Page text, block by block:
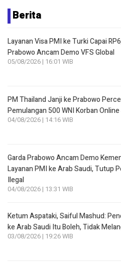
Berita
Layanan Visa PMI ke Turki Capai
Prabowo Ancam Demo VFS Global
05/08/2026 | 16:01 WIB
PM Thailand Janji ke Prabowo
Pemulangan 500 WNI Korban
04/08/2026 | 14:16 WIB
Garda Prabowo Ancam Demo
Layanan PMI ke Arab Saudi, Tutup
Ilegal
04/08/2026 | 13:31 WIB
Ketum Aspataki, Saiful Mashud:
ke Arab Saudi Itu Boleh, Tidak
03/08/2026 | 19:26 WIB